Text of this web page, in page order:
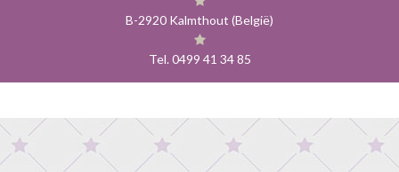
B-2920 Kalmthout (België)
Tel. 0499 41 34 85